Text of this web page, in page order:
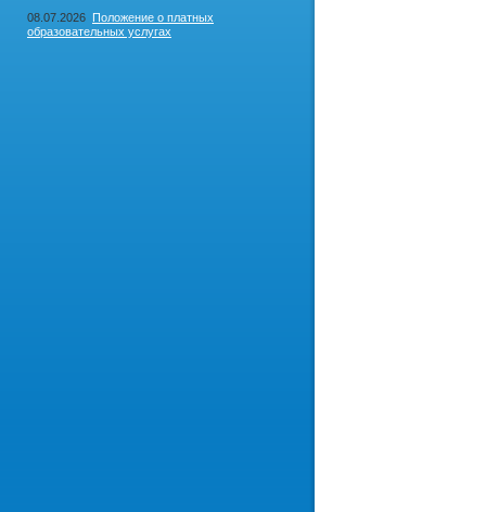
08.07.2026 Положение о платных
образовательных услугах